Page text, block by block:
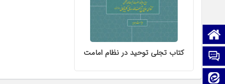
تماس با ما
ایتا
کتاب تجلی توحید در نظام امامت